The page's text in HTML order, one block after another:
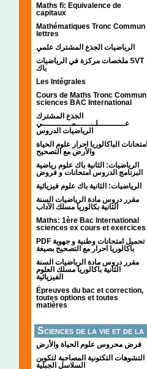
Maths fi: Equivalence de
capitaux
Mathématiques Tronc Commun
lettres
الرياضيات الجذع المشترك علمي
ملخصات مركزة في الرياضيات SVT
باك
Les Intégrales
Cours de Maths Tronc Commun
sciences BAC International
الجذع المشترك
عـــــــــــلــــــــمــــــــــــي
الرياضيات الدروس
امتحانات الباكالوريا احرار علوم الحياة
والأرض مع التصحيح
الرياضيات: الثانية باك علوم رياضية
البرنامج الدروس امتحانات و فروض
الرياضيات: الثانية باك علوم فيزيائية
مقرر دروس مادة الرياضيات السنة
الثانية بكالوريا مسلك الآداب
Maths: 1ère Bac International
sciences ex cours et exercices
PDF تحميل امتحانات وطنية و جهوية
باكالوريا احرار مع التصحيح بصيغة
مقرر دروس مادة الرياضيات السنة
الثانية باكالوريا مسلك العلوم
الفيزيائية
Épreuves du bac et correction,
toutes options et toutes
matières
Sciences de la vie et de la
terre
فرض محروس علوم الحياة والأرض
التشوهات التكتونیة المصاحبة لتكوین
السلاسل الجبلیة